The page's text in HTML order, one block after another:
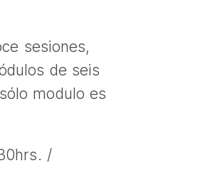
sesiones,
de seis
modulo es
/